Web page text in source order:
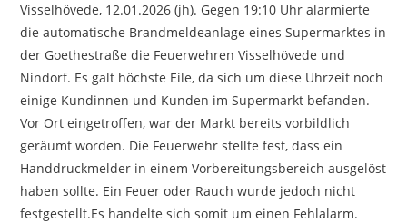
Visselhövede, 12.01.2026 (jh). Gegen 19:10 Uhr alarmierte
die automatische Brandmeldeanlage eines Supermarktes in
der Goethestraße die Feuerwehren Visselhövede und
Nindorf. Es galt höchste Eile, da sich um diese Uhrzeit noch
einige Kundinnen und Kunden im Supermarkt befanden.
Vor Ort eingetroffen, war der Markt bereits vorbildlich
geräumt worden. Die Feuerwehr stellte fest, dass ein
Handdruckmelder in einem Vorbereitungsbereich ausgelöst
haben sollte. Ein Feuer oder Rauch wurde jedoch nicht
festgestellt.Es handelte sich somit um einen Fehlalarm.